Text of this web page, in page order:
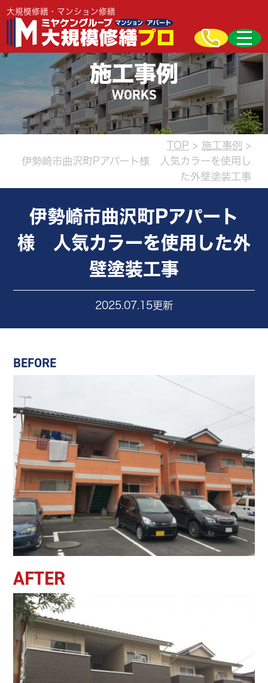
大規模修繕・マンション修繕
施工事例
WORKS
TOP > 施工事例 >
伊勢崎市曲沢町Pアパート様 人気カラーを使用し
た外壁塗装工事
伊勢崎市曲沢町Pアパート
様 人気カラーを使用した外
壁塗装工事
2025.07.15更新
BEFORE
AFTER